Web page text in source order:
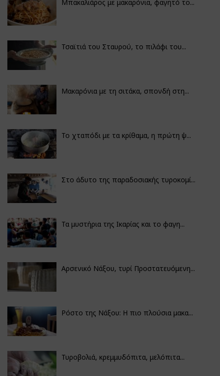
Μπακαλιάρος με μακαρόνια, φαγητό το...
Τσαϊτιά του Σταυρού, το πιλάφι του...
Μακαρόνια με τη σιτάκα, σπονδή στη...
Το χταπόδι με τα κρίθαμα, η πρώτη ψ...
Στο άδυτο της παραδοσιακής τυροκομί...
Τα μυστήρια της Ικαρίας και το φαγη...
Αρσενικό Νάξου, τυρί Προστατευόμενη...
Ρόστο της Νάξου: Η πιο πλούσια μακα...
Τυροβολιά, κρεμμυδόπιτα, μελόπιτα...